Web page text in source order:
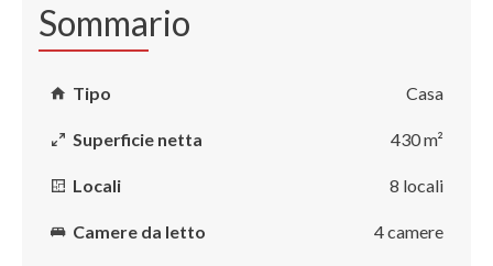
Sommario
Tipo Casa
Superficie netta 430 m²
Locali 8 locali
Camere da letto 4 camere